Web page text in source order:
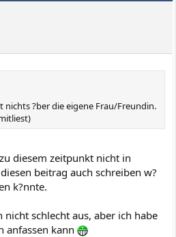
nichts ?ber die eigene Frau/Freundin.
diesem zeitpunkt nicht in
beitrag auch schreiben w?
k?nnte.
nicht schlecht aus, aber ich habe
anfassen kann